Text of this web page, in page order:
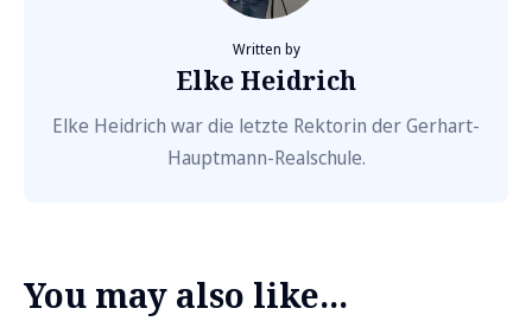
Written by
Elke Heidrich
Elke Heidrich war die letzte Rektorin der Gerhart-
Hauptmann-Realschule.
You may also like...